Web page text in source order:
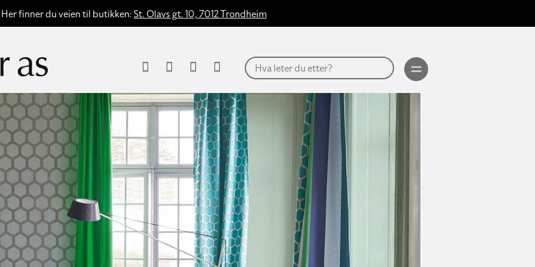
Her finner du veien til butikken:St. Olavs gt. 10, 7012 Trondheim